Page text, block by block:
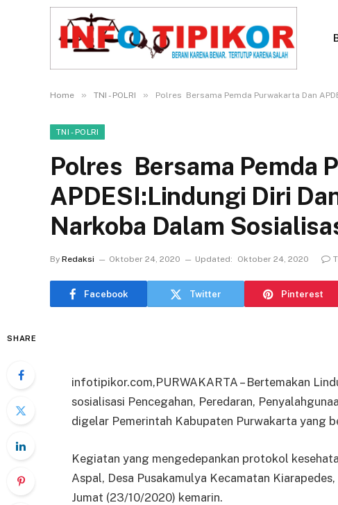
Home » TNI - POLRI » Polres Bersama Pemda Purwakarta Dan
TNI - POLRI
Polres Bersama Pemda
APDESI:Lindungi Diri
Narkoba Dalam
By Redaksi Oktober 24, 2020 Updated: Oktober 24, 2020
Facebook Twitter Pinterest
SHARE
infotipikor.com,PURWAKARTA – Bertemakan
sosialisasi Pencegahan, Peredaran,
digelar Pemerintah Kabupaten Purwakarta yang
Kegiatan yang mengedepankan protokol
Aspal, Desa Pusakamulya Kecamatan
Jumat (23/10/2020) kemarin.